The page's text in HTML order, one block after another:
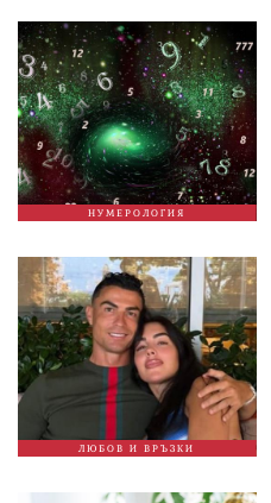
НУМЕРОЛОГИЯ
ЛЮБОВ И ВРЪЗКИ